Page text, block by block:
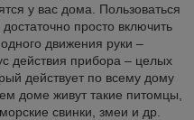
у вас дома. Пользоваться
просто включить
движения руки –
действия прибора – целых
действует по всему дому
доме живут такие питомцы,
свинки, змеи и др.